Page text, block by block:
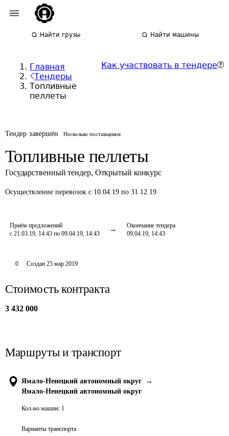
Найти грузы Найти машины
Главная
Тендеры
Топливные
пеллеты
Как участвовать в тендере
Тендер завершён Несколько поставщиков
Топливные пеллеты
Государственный тендер, Открытый конкурс
Осуществление перевозок с 10.04.19 по 31.12.19
Приём предложений
с 21.03.19, 14:43 по 09.04.19, 14:43
Окончание тендера
09.04.19, 14:43
0 Создан 25 мар 2019
Стоимость контракта
3 432 000
Маршруты и транспорт
Ямало-Ненецкий автономный округ
→
Ямало-Ненецкий автономный округ
Кол-во машин: 1
Варианты транспорта